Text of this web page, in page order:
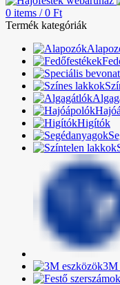
0 items / 0 Ft
Termék kategóriák
Higítók
3M